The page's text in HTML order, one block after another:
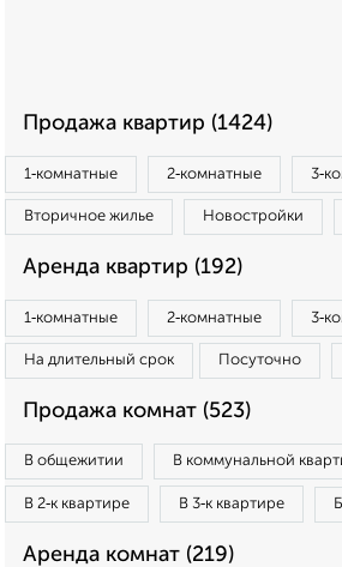
Продажа квартир (1424)
1‑комнатные 2‑комнатные
Вторичное жилье Новостройки
Аренда квартир (192)
1‑комнатные 2‑комнатные
На длительный срок Посуточно
Продажа комнат (523)
В общежитии В коммунальной
В 2‑к квартире В 3‑к квартире
Аренда комнат (219)